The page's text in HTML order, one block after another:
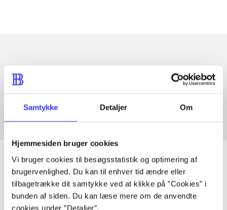
Samtykke Detaljer Om
Hjemmesiden bruger cookies
Vi bruger cookies til besøgsstatistik og optimering af
brugervenlighed. Du kan til enhver tid ændre eller
tilbagetrække dit samtykke ved at klikke på ”Cookies” i
bunden af siden. Du kan læse mere om de anvendte
cookies under ”Detaljer”.
Artikler med samme emner
Fra
Artikler
Alle registrerede artikler fordelt på udgivelser